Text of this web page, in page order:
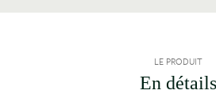
LE PRODUIT
En détails